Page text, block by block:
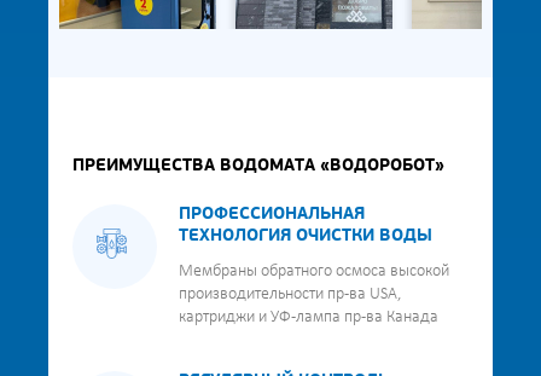
ПРЕИМУЩЕСТВА ВОДОМАТА «ВОДОРОБОТ»
ПРОФЕССИОНАЛЬНАЯ
ТЕХНОЛОГИЯ ОЧИСТКИ ВОДЫ
Мембраны обратного осмоса высокой
производительности пр-ва USA,
картриджи и УФ-лампа пр-ва Канада